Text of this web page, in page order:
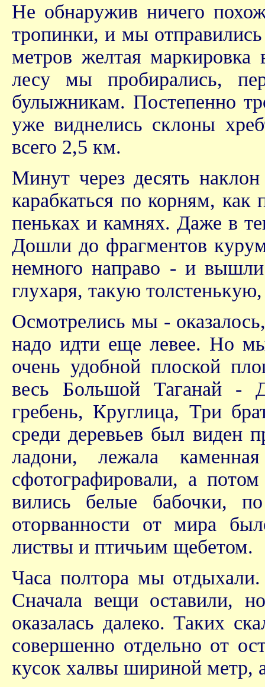
Не обнаружив ничего
тропинки, и мы
метров желтая
лесу мы пробирались,
булыжникам. Постепенно
уже виднелись склоны
всего 2,5 км.
Минут через десять
карабкаться по корням, как
пеньках и камнях. Даже в
Дошли до фрагментов
немного направо - и
глухаря, такую
Осмотрелись мы -
надо идти еще левее. Но
очень удобной плоской
весь Большой Таганай -
гребень, Круглица, Три
среди деревьев был виден
ладони, лежала
сфотографировали, а
вились белые бабочки,
оторванности от мира
листвы и птичьим щебетом.
Часа полтора мы
Сначала вещи оставили,
оказалась далеко. Таких
совершенно отдельно от
кусок халвы шириной метр,